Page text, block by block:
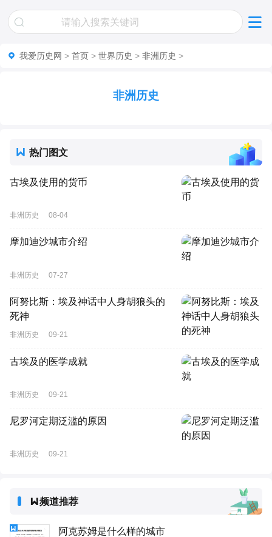
我爱历史网 > 首页 > 世界历史 > 非洲历史 >
非洲历史
热门图文
古埃及使用的货币
非洲历史 08-04
摩加迪沙城市介绍
非洲历史 07-27
阿努比斯：埃及神话中人身胡狼头的
死神
非洲历史 09-21
古埃及的医学成就
非洲历史 09-21
尼罗河定期泛滥的原因
非洲历史 09-21
频道推荐
阿克苏姆是什么样的城市